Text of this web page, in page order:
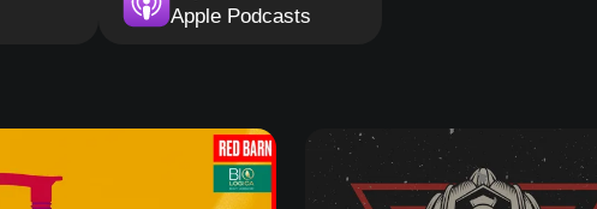
Apple Podcasts